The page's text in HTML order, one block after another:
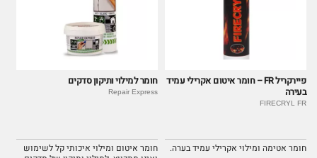
פיירקריל FR – חומר איטום אקרילי עמיד
בעירה
FIRECRYL FR
חומר אטימה ומילוי אקרילי עמיד בערה.
חומר למילוי ותיקון סדקים
Repair Express
חומר איטום ומילוי איכותי קל לשימוש